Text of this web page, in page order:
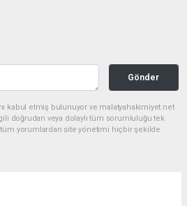
Gönder
kabul etmiş bulunuyor ve malatyahakimiyet.net
doğrudan veya dolaylı tüm sorumluluğu tek
tüm yorumlardan site yönetimi hiçbir şekilde